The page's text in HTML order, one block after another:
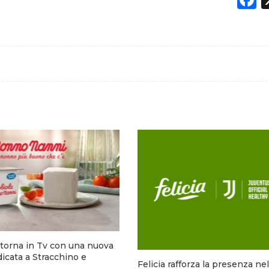
in Tv con una nuova
a Stracchino e
Felicia rafforza la presenza